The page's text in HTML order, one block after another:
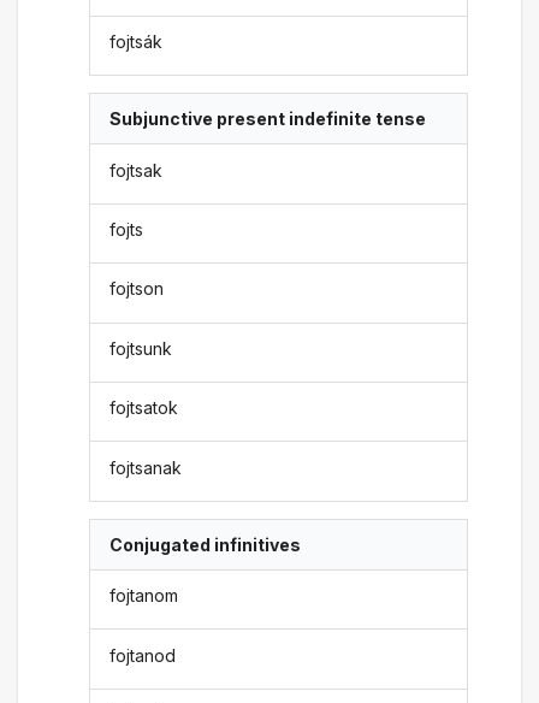
fojtsák
Subjunctive present indefinite tense
fojtsak
fojts
fojtson
fojtsunk
fojtsatok
fojtsanak
Conjugated infinitives
fojtanom
fojtanod